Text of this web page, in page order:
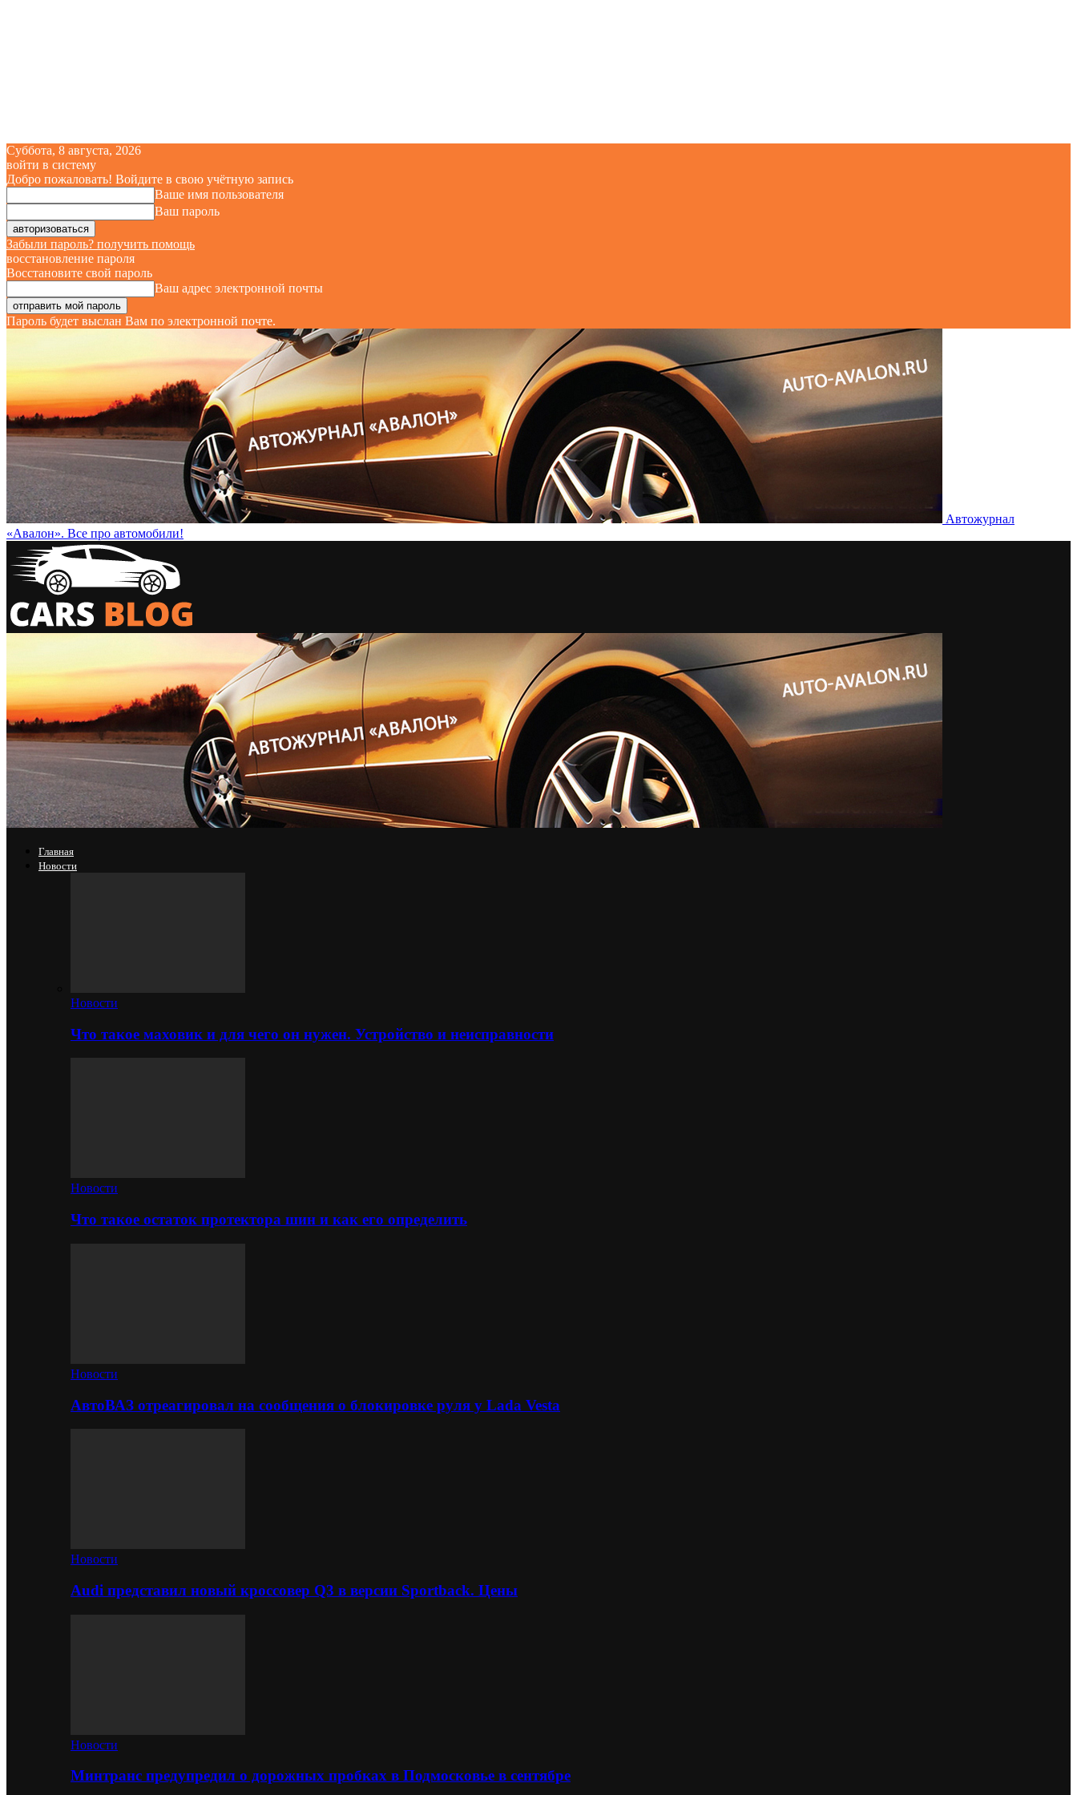
Суббота, 8 августа, 2026
войти в систему
Добро пожаловать! Войдите в свою учётную запись
Ваше имя пользователя
Ваш пароль
Забыли пароль? получить помощь
восстановление пароля
Восстановите свой пароль
Ваш адрес электронной почты
Пароль будет выслан Вам по электронной почте.
Автожурнал
«Авалон». Все про автомобили!
Главная
Новости
Новости
Что такое маховик и для чего он нужен. Устройство и неисправности
Новости
Что такое остаток протектора шин и как его определить
Новости
АвтоВАЗ отреагировал на сообщения о блокировке руля у Lada Vesta
Новости
Audi представил новый кроссовер Q3 в версии Sportback. Цены
Новости
Минтранс предупредил о дорожных пробках в Подмосковье в сентябре